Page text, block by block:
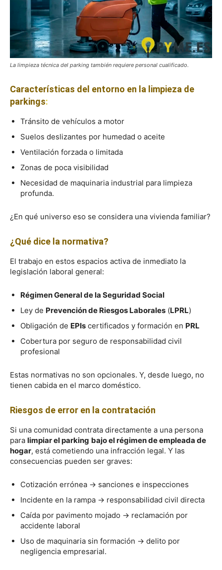
La limpieza técnica del parking también requiere personal cualificado.
Características del entorno en la limpieza de
parkings:
Tránsito de vehículos a motor
Suelos deslizantes por humedad o aceite
Ventilación forzada o limitada
Zonas de poca visibilidad
Necesidad de maquinaria industrial para limpieza
profunda.
¿En qué universo eso se considera una vivienda familiar?
¿Qué dice la normativa?
El trabajo en estos espacios activa de inmediato la
legislación laboral general:
Régimen General de la Seguridad Social
Ley de Prevención de Riesgos Laborales (LPRL)
Obligación de EPIs certificados y formación en PRL
Cobertura por seguro de responsabilidad civil
profesional
Estas normativas no son opcionales. Y, desde luego, no
tienen cabida en el marco doméstico.
Riesgos de error en la contratación
Si una comunidad contrata directamente a una persona
para limpiar el parking bajo el régimen de empleada de
hogar, está cometiendo una infracción legal. Y las
consecuencias pueden ser graves:
Cotización errónea → sanciones e inspecciones
Incidente en la rampa → responsabilidad civil directa
Caída por pavimento mojado → reclamación por
accidente laboral
Uso de maquinaria sin formación → delito por
negligencia empresarial.